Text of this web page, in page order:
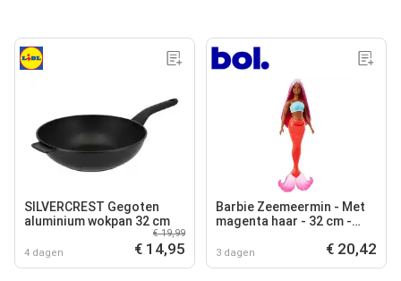
SILVERCREST Gegoten
aluminium wokpan 32 cm
4 dagen
€ 19,99
€ 14,95
Barbie Zeemeermin - Met
magenta haar - 32 cm -
3 dagen € 20,42